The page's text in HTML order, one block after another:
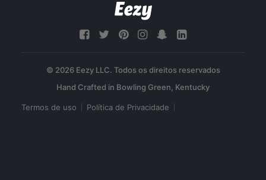
© 2026 Eezy LLC. Todos os direitos reservados
Termos de uso Política de Privacidade